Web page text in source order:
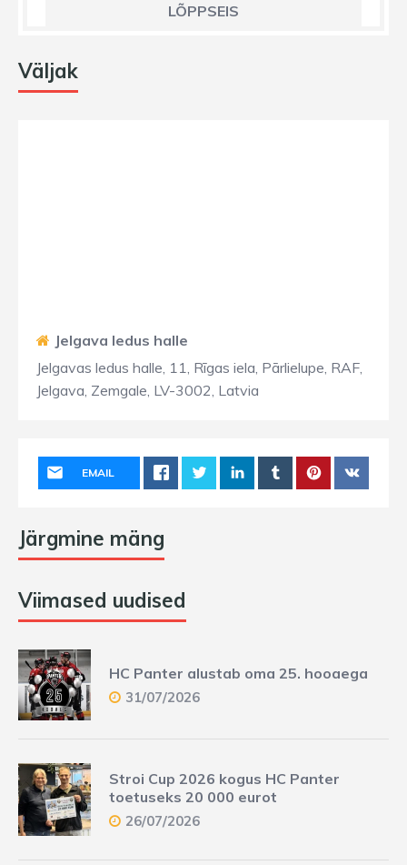
LÕPPSEIS
Väljak
Jelgava ledus halle
Jelgavas ledus halle, 11, Rīgas iela, Pārlielupe, RAF,
Jelgava, Zemgale, LV-3002, Latvia
EMAIL
Järgmine mäng
Viimased uudised
HC Panter alustab oma 25. hooaega
31/07/2026
Stroi Cup 2026 kogus HC Panter
toetuseks 20 000 eurot
26/07/2026